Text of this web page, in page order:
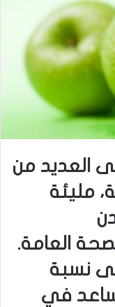
العديد من
مليئة
العامة.
نسبة
في